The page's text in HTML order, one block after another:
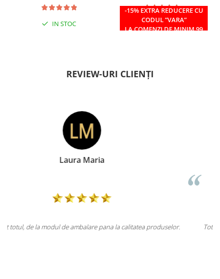
IN STOC
-15% EXTRA REDUCERE CU
CODUL ”VARA”
LA COMENZI DE MINIM 99
IN STOC
REVIEW-URI CLIENȚI
produselor.
Totul la superlativ! Produsul, fix descrierea, ambalaj,